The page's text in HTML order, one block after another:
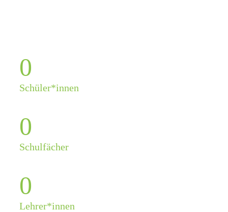
0
Schüler*innen
0
Schulfächer
0
Lehrer*innen